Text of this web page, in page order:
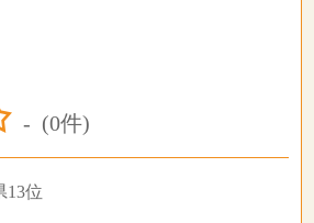
- (0件)
13位